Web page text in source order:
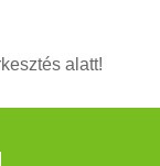
alatt!